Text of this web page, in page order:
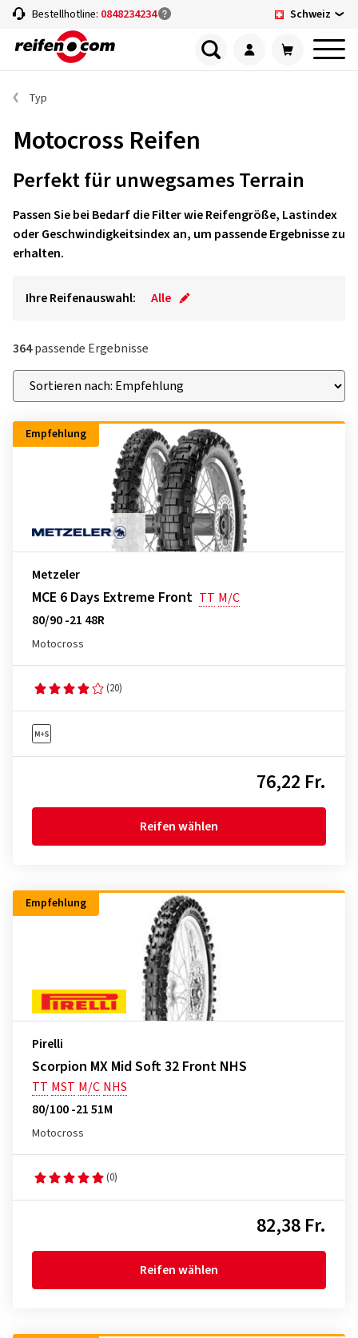
Bestellhotline: 0848234234 Schweiz
Typ
Motocross Reifen
Perfekt für unwegsames Terrain
Passen Sie bei Bedarf die Filter wie Reifengröße, Lastindex
oder Geschwindigkeitsindex an, um passende Ergebnisse zu
erhalten.
Ihre Reifenauswahl: Alle
364passende Ergebnisse
Empfehlung
Metzeler
MCE 6 Days Extreme Front TT M/C
80/90 -21 48R
Motocross
(20)
76,22 Fr.
Reifen wählen
Empfehlung
Pirelli
Scorpion MX Mid Soft 32 Front NHS
TT MST M/C NHS
80/100 -21 51M
Motocross
(0)
82,38 Fr.
Reifen wählen